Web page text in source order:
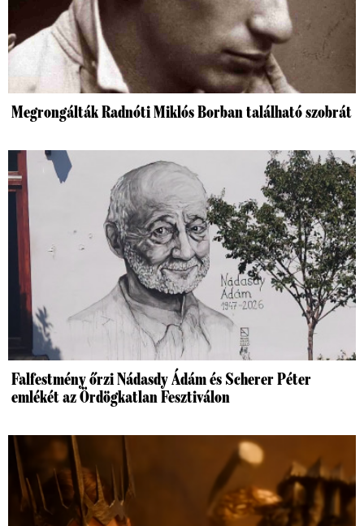
Megrongálták Radnóti Miklós Borban található szobrát
Falfestmény őrzi Nádasdy Ádám és Scherer Péter
emlékét az Ördögkatlan Fesztiválon